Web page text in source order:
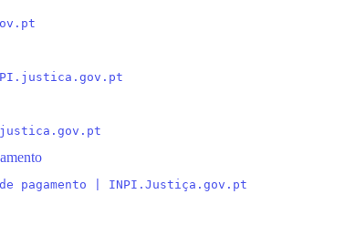
pagamento | INPI.Justiça.gov.pt